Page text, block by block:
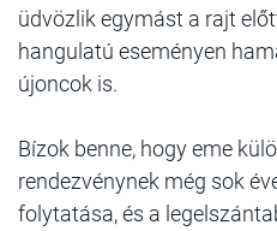
üdvözlik egymást a rajt
hangulatú eseményen
újoncok is.
Bízok benne, hogy eme
rendezvénynek még sok
folytatása, és a